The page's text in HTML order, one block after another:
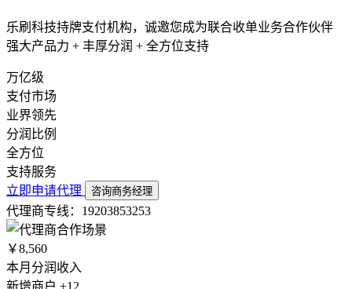
乐刷科技持牌支付机构，诚邀您成为联合收单业务合作伙伴
强大产品力 + 丰厚分润 + 全方位支持
万亿级
支付市场
业界领先
分润比例
全方位
支持服务
立即申请代理
咨询商务经理
代理商专线：19203853253
￥8,560
本月分润收入
新增商户 +12